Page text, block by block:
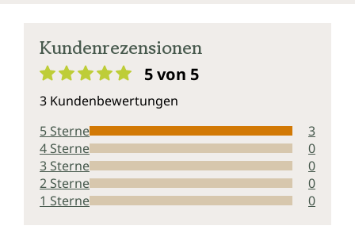
Kundenrezensionen
5 von 5
3 Kundenbewertungen
5 Sterne
3
4 Sterne
0
3 Sterne
0
2 Sterne
0
1 Sterne
0